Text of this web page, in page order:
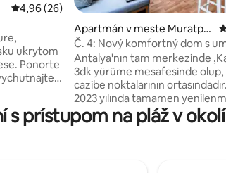
7
Priemerné ohodnotenie 4,96 z 5, počet
4,96 (26)
ukrytom
Ponorte
Sea
a
Apartmán v meste Muratpa
şa
Č. 4: Nový komfortný dom s
dizajnom v centre Antalye
Antalya'nın tam merkezinde
3dk yürüme mesafesinde
cazibe noktalarının
2023 yılında tamamen
kendi evinizdeki gibi ; tüm
yönelik detaylı düşünülerek
prístupom na pláž v